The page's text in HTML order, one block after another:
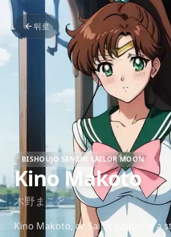
뒤로
BISHOUJO SENSHI SAILOR MOON
Kino Makoto
木野まこと
Kino Makoto, or Sailor Jupiter, is a